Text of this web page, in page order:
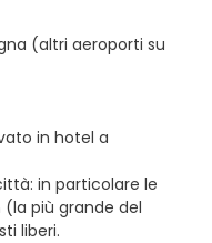
(altri aeroporti su
in hotel a
in particolare le
(la più grande del
liberi.